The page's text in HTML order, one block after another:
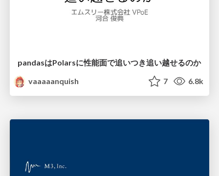
pandasはPolarsに性能面で追いつき追い越せるのか
vaaaaanquish
7 6.8k